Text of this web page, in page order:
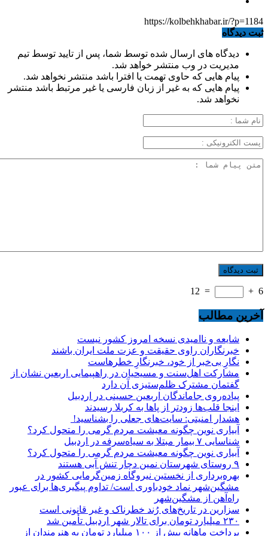
https://kolbehkhabar.ir/?p=1184
ثبت دیدگاه
دیدگاه های ارسال شده توسط شما، پس از تایید توسط تیم
مدیریت در وب منتشر خواهد شد.
پیام هایی که حاوی تهمت یا افترا باشد منتشر نخواهد شد.
پیام هایی که به غیر از زبان فارسی یا غیر مرتبط باشد منتشر
نخواهد شد.
6
+
=
12
آخرین مطالب
شایعه و ناامیدی نسخه امروز کشور نیست
خبرنگاران راوی حقیقت و عزت ملت ایران باشند
نگارِ بی‌خبر از خود، خبرنگارِ خطرهاست
مشارکت اهل‌سنت و مسیحیان در راهپیمایی اربعین نشان از
گفتمان مشترک ظلم‌ستیزی آن دارد
پیاده‌روی جاماندگان اربعین حسینی در اردبیل
اینجا قلب‌ها زودتر از پاها به کربلا رسیدند
هشدار امنیتی: سایت‌های جعلی را بشناسید!
آبیاری نوین چگونه معیشت مردم گرمی را متحول کرد؟
شناسایی ۷ بیمار مبتلا به سیاه‌سرفه در اردبیل
آبیاری نوین چگونه معیشت مردم گرمی را متحول کرد؟
۹ روستای شهرستان نمین دچار تنش آبی هستند
بهره‌برداری از نخستین نیروگاه زمین‌گرمایی کشور در
مشگین‌شهر نماد خودباوری است/ تداوم پیگیری‌ها برای عبور
راه‌آهن از مشگین‌شهر
سزارین در تاریخ‌های رُند خطرناک و غیر قانونی است
۲۳۰ میلیارد تومان برای تالار شهر اردبیل تأمین شد
پرداخت ماهانه بیش از ۱۰۰ میلیارد تومان به هنرمندان از